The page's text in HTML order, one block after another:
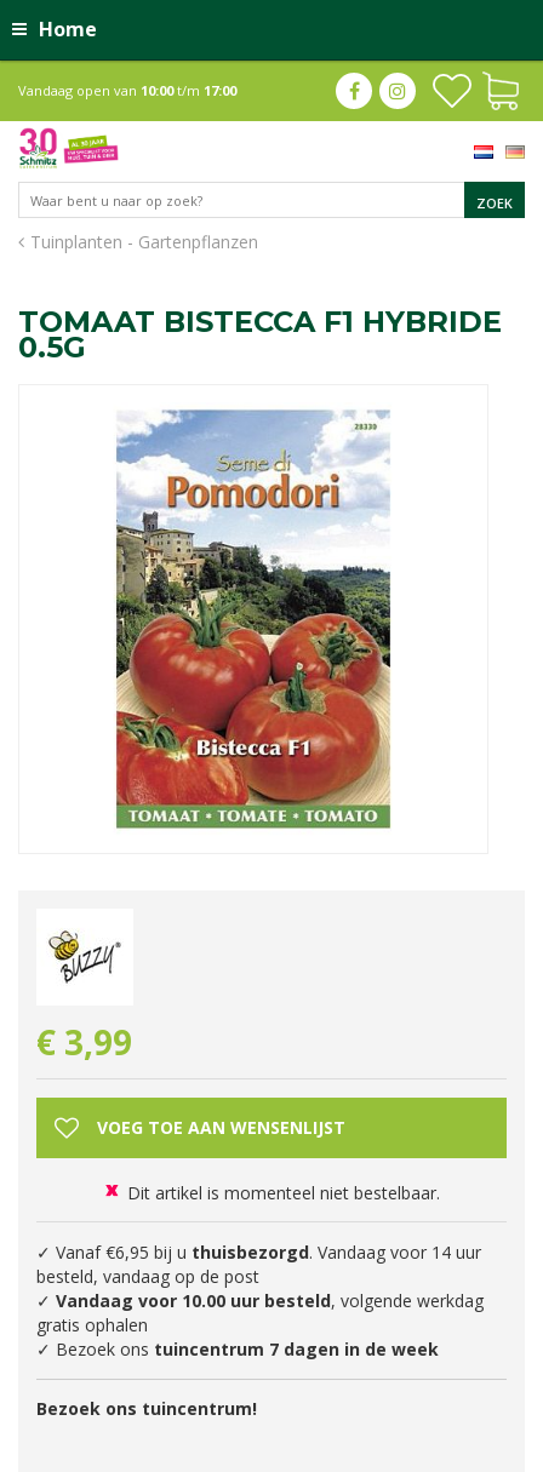
Home
Tuinplanten - Gartenpflanzen
Vandaag open van 10:00t/m 17:00
TOMAAT BISTECCA F1 HYBRIDE
0.5G
€ 3,99
Dit artikel is momenteel niet bestelbaar.
✓ Vanaf €6,95 bij u thuisbezorgd. Vandaag voor 14 uur
besteld, vandaag op de post
✓ Vandaag voor 10.00 uur besteld, volgende werkdag
gratis ophalen
✓ Bezoek ons tuincentrum 7 dagen in de week
Bezoek ons tuincentrum!